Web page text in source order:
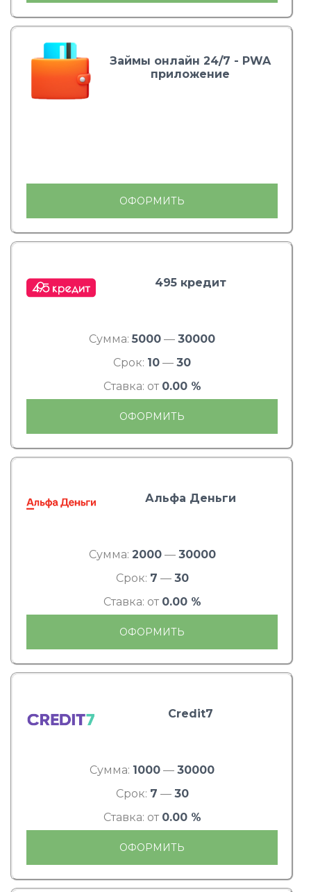
Займы онлайн 24/7 - PWA
приложение
ОФОРМИТЬ
495 кредит
Сумма: 5000 — 30000
Срок: 10 — 30
Ставка: от 0.00 %
ОФОРМИТЬ
Альфа Деньги
Сумма: 2000— 30000
Срок: 7 — 30
Ставка: от 0.00 %
ОФОРМИТЬ
Credit7
Сумма: 1000 — 30000
Срок: 7 — 30
Ставка: от 0.00 %
ОФОРМИТЬ